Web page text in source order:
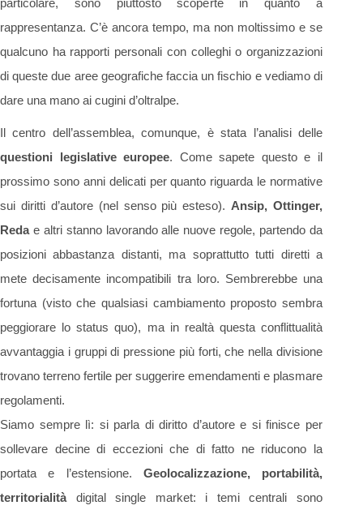
particolare, sono piuttosto scoperte in quanto a
rappresentanza. C’è ancora tempo, ma non moltissimo e se
qualcuno ha rapporti personali con colleghi o organizzazioni
di queste due aree geografiche faccia un fischio e vediamo di
dare una mano ai cugini d’oltralpe.
Il centro dell’assemblea, comunque, è stata l’analisi delle
questioni legislative europee. Come sapete questo e il
prossimo sono anni delicati per quanto riguarda le normative
sui diritti d’autore (nel senso più esteso). Ansip, Ottinger,
Redae altri stanno lavorando alle nuove regole, partendo da
posizioni abbastanza distanti, ma soprattutto tutti diretti a
mete decisamente incompatibili tra loro. Sembrerebbe una
fortuna (visto che qualsiasi cambiamento proposto sembra
peggiorare lo status quo), ma in realtà questa conflittualità
avvantaggia i gruppi di pressione più forti, che nella divisione
trovano terreno fertile per suggerire emendamenti e plasmare
regolamenti.
Siamo sempre lì: si parla di diritto d’autore e si finisce per
sollevare decine di eccezioni che di fatto ne riducono la
portata e l’estensione. Geolocalizzazione, portabilità,
territorialità digital single market: i temi centrali sono